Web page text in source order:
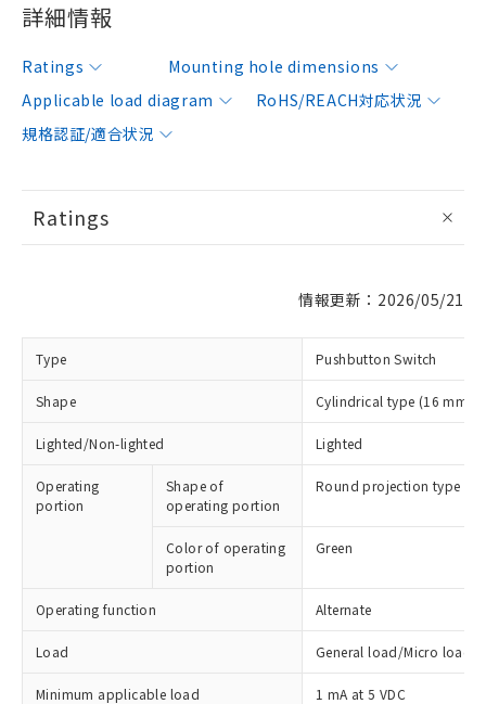
詳細情報
Ratings
Mounting hole dimensions
Applicable load diagram
RoHS/REACH対応状況
規格認証/適合状況
Ratings
情報更新：2026/05/21
Type Pushbutton Switch
Shape Cylindrical type (16 mm
Lighted/Non-lighted Lighted
Operating
portion
Shape of
operating portion
Round projection type
Color of operating
portion
Green
Operating function Alternate
Load General load/Micro load
Minimum applicable load 1 mA at 5 VDC